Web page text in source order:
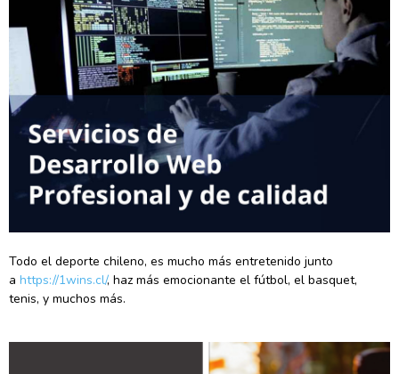
Todo el deporte chileno, es mucho más entretenido junto
a https://1wins.cl/, haz más emocionante el fútbol, el basquet,
tenis, y muchos más.